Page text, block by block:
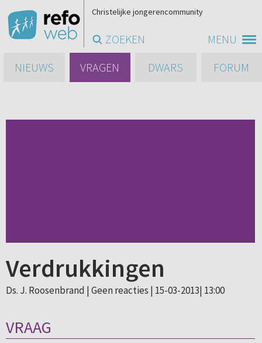
MENU
Christelijke jongerencommunity
ZOEKEN
NIEUWS
VRAGEN DWARS FORUM
Verdrukkingen
Ds. J. Roosenbrand | Geen reacties | 15-03-2013| 13:00
VRAAG